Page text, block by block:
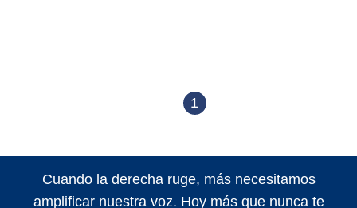
1
Cuando la derecha ruge, más necesitamos
amplificar nuestra voz. Hoy más que nunca te